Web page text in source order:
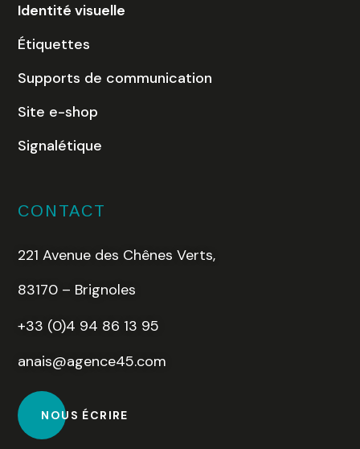
Identité visuelle
Étiquettes
Supports de communication
Site e-shop
Signalétique
CONTACT
221 Avenue des Chênes Verts,
83170 – Brignoles
+33 (0)4 94 86 13 95
anais@agence45.com
NOUS ÉCRIRE